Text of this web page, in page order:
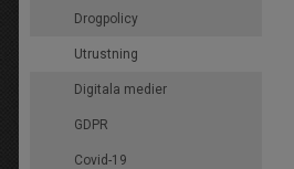
Drogpolicy
Utrustning
Digitala medier
GDPR
Covid-19